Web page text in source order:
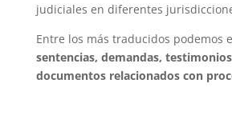
judiciales en diferentes
Entre los más traducidos podemos
sentencias, demandas,
documentos relacionados con